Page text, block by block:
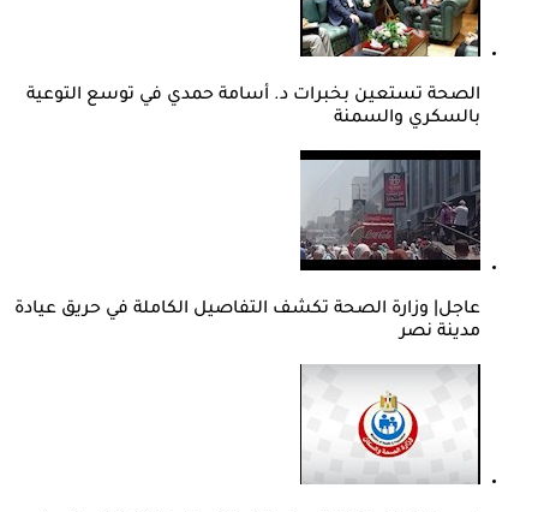
الصحة تستعين بخبرات د. أسامة حمدي في توسع التوعية
بالسكري والسمنة
عاجل| وزارة الصحة تكشف التفاصيل الكاملة في حريق عيادة
مدينة نصر